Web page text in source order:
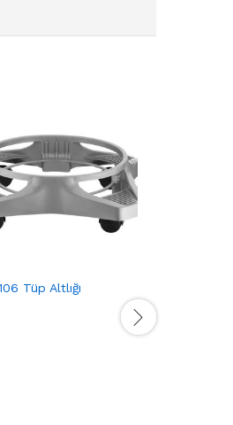
Tüp Altlığı